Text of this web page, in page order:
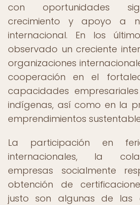
con oportunidades
crecimiento y apoyo a
internacional. En los
observado un creciente
organizaciones
cooperación en el
capacidades
indígenas, así como en la
emprendimientos
La participación en
internacionales, la
empresas socialmente
obtención de
justo son algunas de las